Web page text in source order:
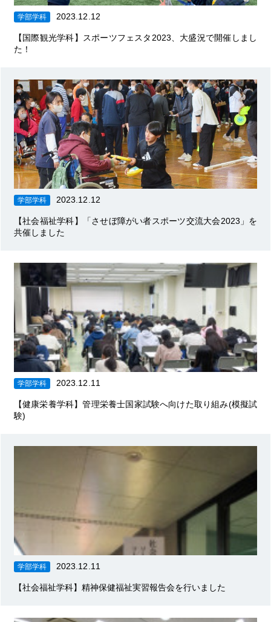
学部学科 2023.12.12
【国際観光学科】スポーツフェスタ2023、大盛況で開催しまし
た！
学部学科 2023.12.12
【社会福祉学科】「させぼ障がい者スポーツ交流大会2023」を
共催しました
学部学科 2023.12.11
【健康栄養学科】管理栄養士国家試験へ向けた取り組み(模擬試
験)
学部学科 2023.12.11
【社会福祉学科】精神保健福祉実習報告会を行いました